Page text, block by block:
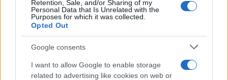
Retention, Sale, and/or Sharing of my
Personal Data that Is Unrelated with the
Purposes for which it was collected.
Opted Out
Google consents
I want to allow Google to enable storage
related to advertising like cookies on web or
Frasi da condividere
Poesie
FILM